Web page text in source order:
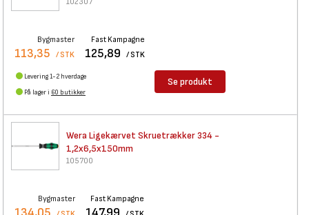
Bygmaster
113,35 / STK
Fast Kampagne
125,89 / STK
Levering 1-2 hverdage
På lager i 60 butikker
Se produkt
Wera Ligekærvet Skruetrækker334 -
1,2x6,5x150mm
105700
Bygmaster Fast Kampagne